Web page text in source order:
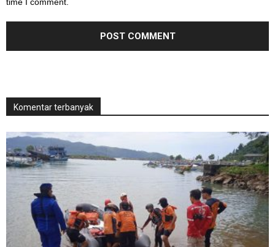
Komentar terbanyak